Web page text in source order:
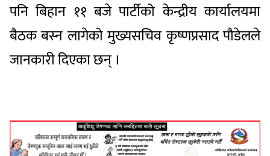
पनि बिहान ११ बजे पार्टीको केन्द्रीय कार्यालयमा
बैठक बस्न लागेको मुख्यसचिव कृष्णप्रसाद पौडेलले
जानकारी दिएका छन् ।